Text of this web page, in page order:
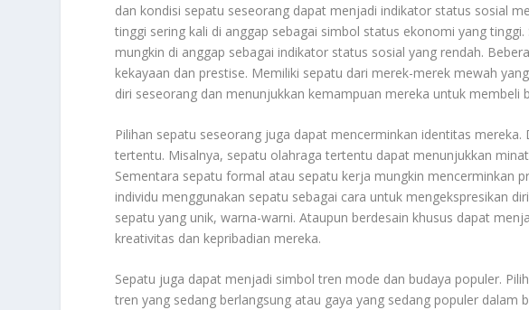
dan kondisi sepatu seseorang dapat menjadi indikator status sosial
tinggi sering kali di anggap sebagai simbol status ekonomi yang
mungkin di anggap sebagai indikator status sosial yang rendah.
kekayaan dan prestise. Memiliki sepatu dari merek-merek mewah
diri seseorang dan menunjukkan kemampuan mereka untuk membeli
Pilihan sepatu seseorang juga dapat mencerminkan identitas
tertentu. Misalnya, sepatu olahraga tertentu dapat menunjukkan
Sementara sepatu formal atau sepatu kerja mungkin mencerminkan
individu menggunakan sepatu sebagai cara untuk mengekspresikan
sepatu yang unik, warna-warni. Ataupun berdesain khusus dapat
kreativitas dan kepribadian mereka.
Sepatu juga dapat menjadi simbol tren mode dan budaya populer.
tren yang sedang berlangsung atau gaya yang sedang populer